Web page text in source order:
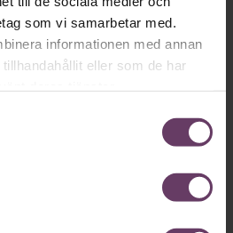
som vi samarbetar med.
informationen med annan
eller som de har
samlar varje
från Chef och
Ledarskapsnytta och
som är chef, ledare
Missa inget – börja
Det är helt kostnadsfritt.